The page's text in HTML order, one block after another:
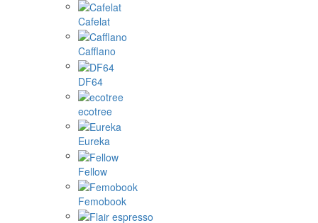
Cafelat
Cafflano
DF64
ecotree
Eureka
Fellow
Femobook